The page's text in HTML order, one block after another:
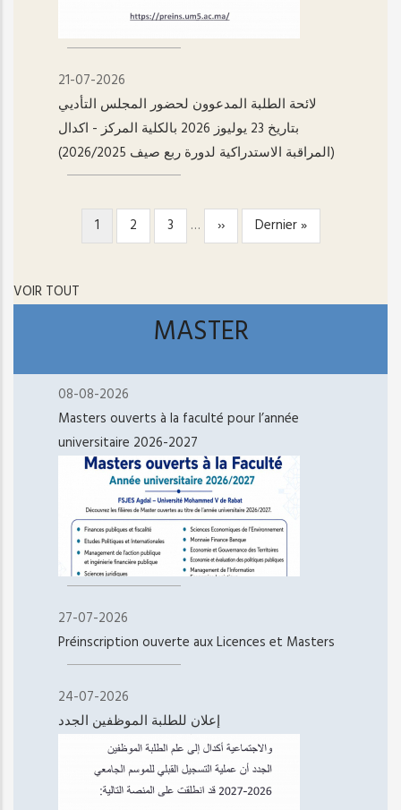
21-07-2026
لائحة الطلبة المدعوون لحضور المجلس التأديي
بتاريخ 23 يوليوز 2026 بالكلية المركز - اکدال
(المراقبة الاستدراكية لدورة ربع صيف 2026/2025)
PAGINATIONPage
courante
1 Page
2 Page
3 …
Page
suivante
››
Dernière
page
Dernier »
VOIR TOUT
MASTER
08-08-2026
Masters ouverts à la faculté pour l’année
universitaire 2026-2027
27-07-2026
Préinscription ouverte aux Licences et Masters
24-07-2026
إعلان للطلبة الموظفين الجدد